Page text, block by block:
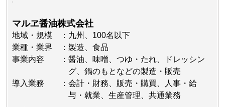
マルヱ醤油株式会社
地域・規模
九州、100名以下
業種・業界
製造、食品
事業内容
醤油、味噌、つゆ・たれ、ドレッシン
グ、鍋のもとなどの製造・販売
導入業務
会計・財務、販売・購買、人事・給
与・就業、生産管理、共通業務